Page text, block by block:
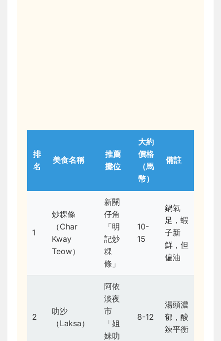
排
名
美食名稱
推薦
攤位
大約
價格
（馬
幣）
備註
1
炒粿條
（Char
Kway
Teow）
新關
仔角
「明
記炒
粿
條」
10-
15
鍋氣
足，蝦
子新
鮮，但
偏油
2
叻沙
（Laksa）
阿依
淡夜
市
「姐
妹叻
8-12
湯頭濃
郁，酸
辣平衡